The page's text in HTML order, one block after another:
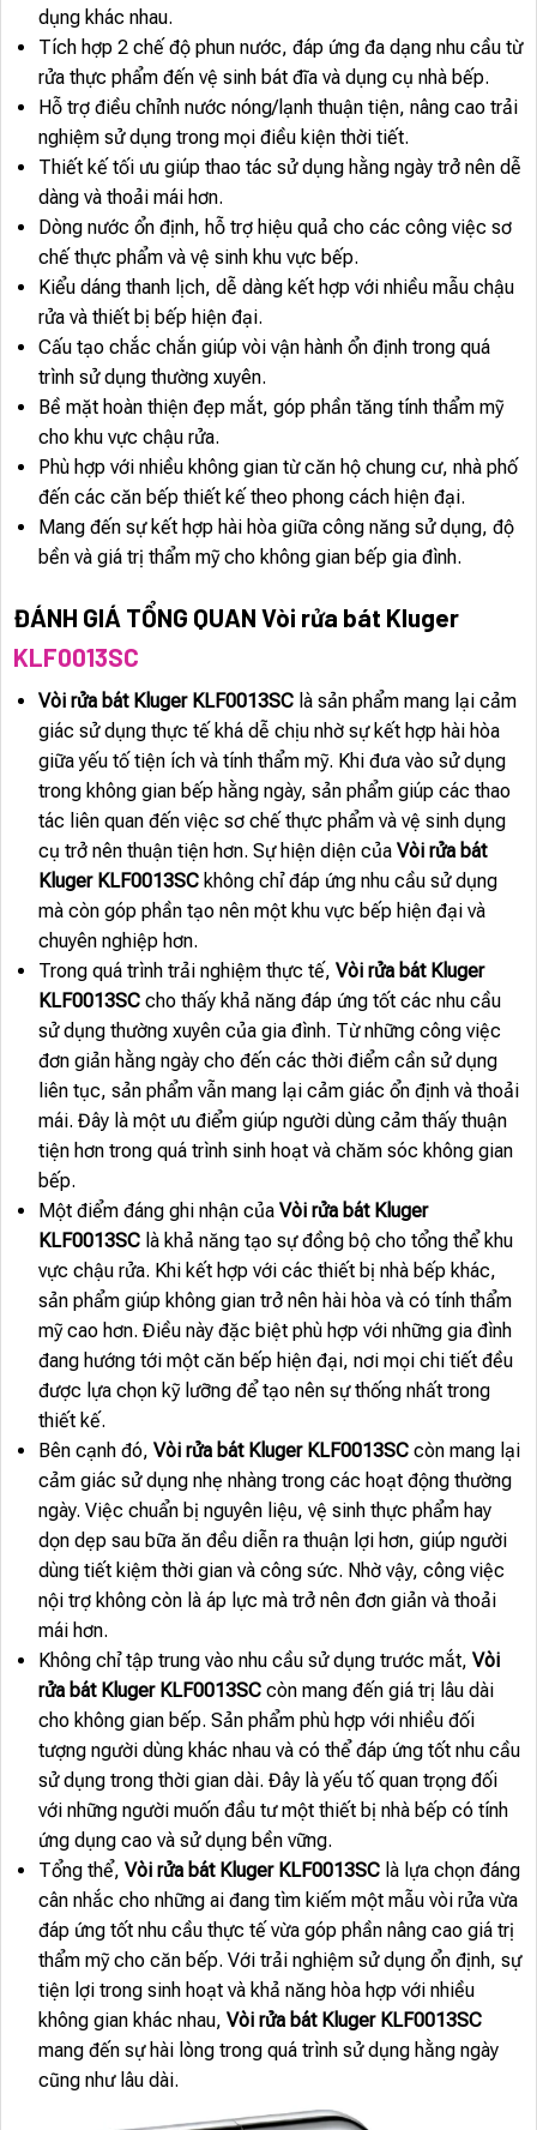
dụng khác nhau.
Tích hợp 2 chế độ phun nước, đáp ứng đa dạng nhu cầu từ
rửa thực phẩm đến vệ sinh bát đĩa và dụng cụ nhà bếp.
Hỗ trợ điều chỉnh nước nóng/lạnh thuận tiện, nâng cao trải
nghiệm sử dụng trong mọi điều kiện thời tiết.
Thiết kế tối ưu giúp thao tác sử dụng hằng ngày trở nên dễ
dàng và thoải mái hơn.
Dòng nước ổn định, hỗ trợ hiệu quả cho các công việc sơ
chế thực phẩm và vệ sinh khu vực bếp.
Kiểu dáng thanh lịch, dễ dàng kết hợp với nhiều mẫu chậu
rửa và thiết bị bếp hiện đại.
Cấu tạo chắc chắn giúp vòi vận hành ổn định trong quá
trình sử dụng thường xuyên.
Bề mặt hoàn thiện đẹp mắt, góp phần tăng tính thẩm mỹ
cho khu vực chậu rửa.
Phù hợp với nhiều không gian từ căn hộ chung cư, nhà phố
đến các căn bếp thiết kế theo phong cách hiện đại.
Mang đến sự kết hợp hài hòa giữa công năng sử dụng, độ
bền và giá trị thẩm mỹ cho không gian bếp gia đình.
ĐÁNH GIÁ TỔNG QUAN Vòi rửa bát Kluger
KLF0013SC
Vòi rửa bát Kluger KLF0013SClà sản phẩm mang lại cảm
giác sử dụng thực tế khá dễ chịu nhờ sự kết hợp hài hòa
giữa yếu tố tiện ích và tính thẩm mỹ. Khi đưa vào sử dụng
trong không gian bếp hằng ngày, sản phẩm giúp các thao
tác liên quan đến việc sơ chế thực phẩm và vệ sinh dụng
cụ trở nên thuận tiện hơn. Sự hiện diện của Vòi rửa bát
Kluger KLF0013SCkhông chỉ đáp ứng nhu cầu sử dụng
mà còn góp phần tạo nên một khu vực bếp hiện đại và
chuyên nghiệp hơn.
Trong quá trình trải nghiệm thực tế, Vòi rửa bát Kluger
KLF0013SCcho thấy khả năng đáp ứng tốt các nhu cầu
sử dụng thường xuyên của gia đình. Từ những công việc
đơn giản hằng ngày cho đến các thời điểm cần sử dụng
liên tục, sản phẩm vẫn mang lại cảm giác ổn định và thoải
mái. Đây là một ưu điểm giúp người dùng cảm thấy thuận
tiện hơn trong quá trình sinh hoạt và chăm sóc không gian
bếp.
Một điểm đáng ghi nhận của Vòi rửa bát Kluger
KLF0013SClà khả năng tạo sự đồng bộ cho tổng thể khu
vực chậu rửa. Khi kết hợp với các thiết bị nhà bếp khác,
sản phẩm giúp không gian trở nên hài hòa và có tính thẩm
mỹ cao hơn. Điều này đặc biệt phù hợp với những gia đình
đang hướng tới một căn bếp hiện đại, nơi mọi chi tiết đều
được lựa chọn kỹ lưỡng để tạo nên sự thống nhất trong
thiết kế.
Bên cạnh đó, Vòi rửa bát Kluger KLF0013SCcòn mang lại
cảm giác sử dụng nhẹ nhàng trong các hoạt động thường
ngày. Việc chuẩn bị nguyên liệu, vệ sinh thực phẩm hay
dọn dẹp sau bữa ăn đều diễn ra thuận lợi hơn, giúp người
dùng tiết kiệm thời gian và công sức. Nhờ vậy, công việc
nội trợ không còn là áp lực mà trở nên đơn giản và thoải
mái hơn.
Không chỉ tập trung vào nhu cầu sử dụng trước mắt, Vòi
rửa bát Kluger KLF0013SCcòn mang đến giá trị lâu dài
cho không gian bếp. Sản phẩm phù hợp với nhiều đối
tượng người dùng khác nhau và có thể đáp ứng tốt nhu cầu
sử dụng trong thời gian dài. Đây là yếu tố quan trọng đối
với những người muốn đầu tư một thiết bị nhà bếp có tính
ứng dụng cao và sử dụng bền vững.
Tổng thể, Vòi rửa bát Kluger KLF0013SClà lựa chọn đáng
cân nhắc cho những ai đang tìm kiếm một mẫu vòi rửa vừa
đáp ứng tốt nhu cầu thực tế vừa góp phần nâng cao giá trị
thẩm mỹ cho căn bếp. Với trải nghiệm sử dụng ổn định, sự
tiện lợi trong sinh hoạt và khả năng hòa hợp với nhiều
không gian khác nhau, Vòi rửa bát Kluger KLF0013SC
mang đến sự hài lòng trong quá trình sử dụng hằng ngày
cũng như lâu dài.